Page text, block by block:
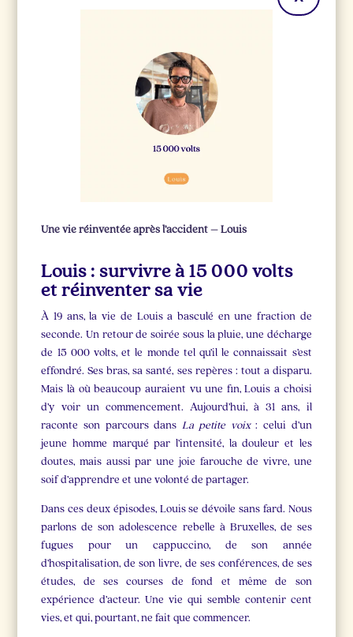
Une vie réinventée après l’accident – Louis
Louis : survivre à 15 000 volts
et réinventer sa vie
À 19 ans, la vie de Louis a basculé en une fraction de
seconde. Un retour de soirée sous la pluie, une décharge
de 15 000 volts, et le monde tel qu’il le connaissait s’est
effondré. Ses bras, sa santé, ses repères : tout a disparu.
Mais là où beaucoup auraient vu une fin, Louis a choisi
d’y voir un commencement. Aujourd’hui, à 31 ans, il
raconte son parcours dans La petite voix: celui d’un
jeune homme marqué par l’intensité, la douleur et les
doutes, mais aussi par une joie farouche de vivre, une
soif d’apprendre et une volonté de partager.
Dans ces deux épisodes, Louis se dévoile sans fard. Nous
parlons de son adolescence rebelle à Bruxelles, de ses
fugues pour un cappuccino, de son année
d’hospitalisation, de son livre, de ses conférences, de ses
études, de ses courses de fond et même de son
expérience d’acteur. Une vie qui semble contenir cent
vies, et qui, pourtant, ne fait que commencer.